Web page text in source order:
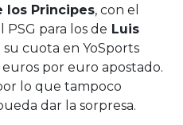
los Principes, con el
para los de Luis
su cuota en YoSports
euros por euro apostado.
lo que tampoco
dar la sorpresa.